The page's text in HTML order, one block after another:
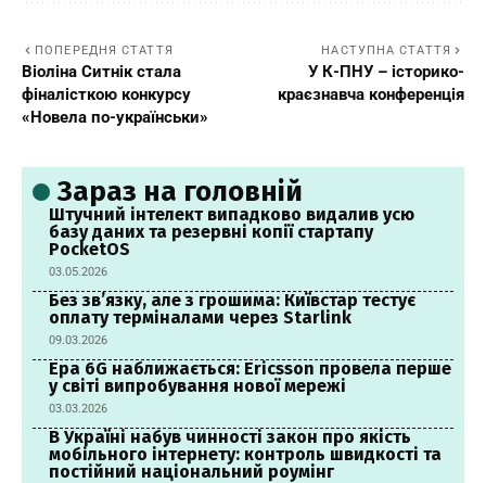
ПОПЕРЕДНЯ СТАТТЯ
Віоліна Ситнік стала
фіналісткою конкурсу
«Новела по-українськи»
НАСТУПНА СТАТТЯ
У К-ПНУ – історико-
краєзнавча конференція
Зараз на головній
Штучний інтелект випадково видалив усю
базу даних та резервні копії стартапу
PocketOS
03.05.2026
Без зв’язку, але з грошима: Київстар тестує
оплату терміналами через Starlink
09.03.2026
Ера 6G наближається: Ericsson провела перше
у світі випробування нової мережі
03.03.2026
В Україні набув чинності закон про якість
мобільного інтернету: контроль швидкості та
постійний національний роумінг